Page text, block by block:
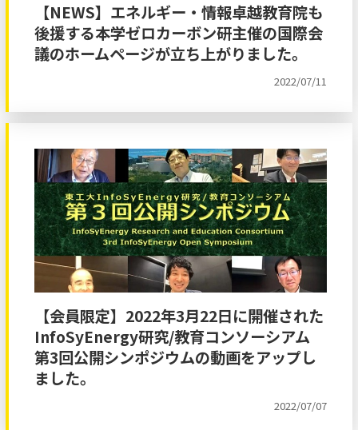
【NEWS】エネルギー・情報卓越教育院も
後援する本学ゼロカーボン研主催の国際会
議のホームページが立ち上がりました。
2022/07/11
【会員限定】2022年3月22日に開催された
InfoSyEnergy研究/教育コンソーシアム
第3回公開シンポジウムの動画をアップし
ました。
2022/07/07